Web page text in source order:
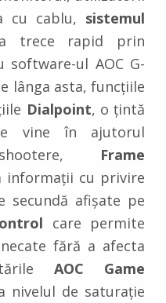
cu cablu, sistemul
trece rapid prin
ul AOC G-
lânga asta, funcțiile
Dialpoint, o țintă
vine în ajutorul
Frame
cu privire
secundă afișate pe
care permite
fără a afecta
AOC Game
de saturație